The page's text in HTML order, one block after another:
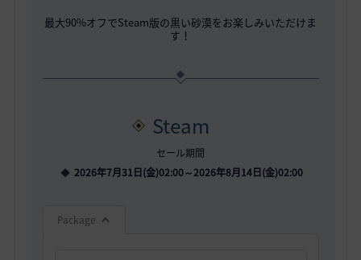
最大90%オフでSteam版の黒い砂漠をお楽しみいただけま
す！
Steam
セール期間
2026年7月31日(金)02:00～2026年8月14日(金)02:00
Package